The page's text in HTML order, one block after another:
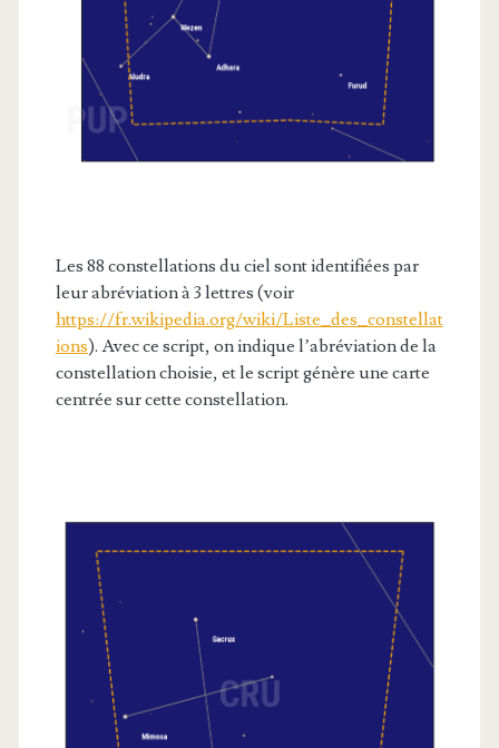
Les 88 constellations du ciel sont identifiées par
leur abréviation à 3 lettres (voir
https://fr.wikipedia.org/wiki/Liste_des_constellat
ions). Avec ce script, on indique l’abréviation de la
constellation choisie, et le script génère une carte
centrée sur cette constellation.